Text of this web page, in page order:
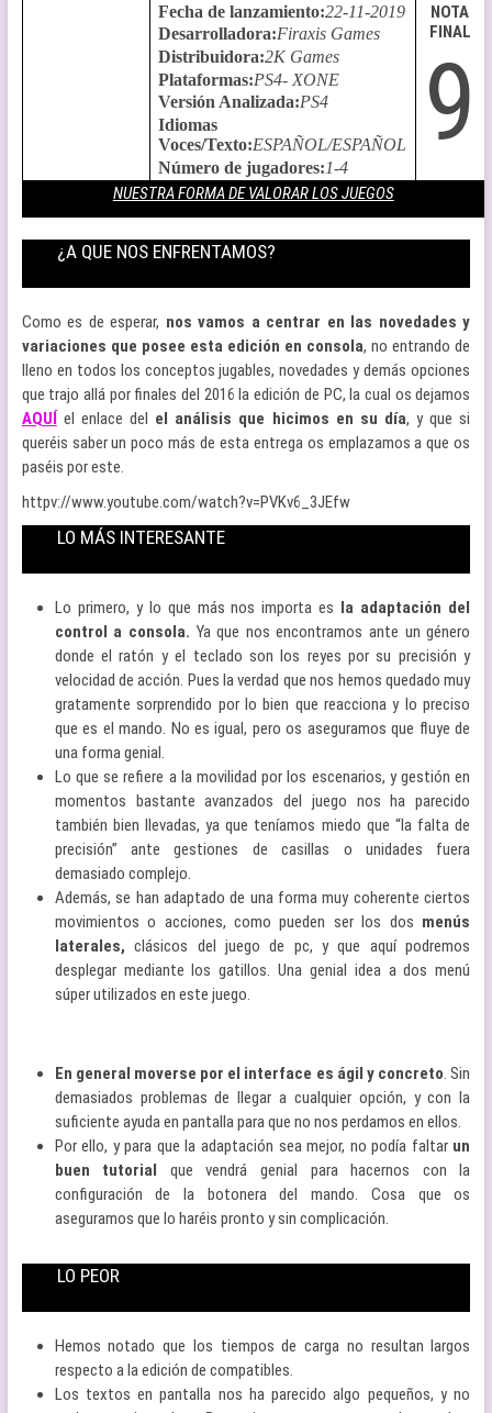
Fecha de lanzamiento:22-11-2019
Desarrolladora:Firaxis Games
Distribuidora:2K Games
Plataformas:PS4- XONE
Versión Analizada:PS4
Idiomas
Voces/Texto:ESPAÑOL/ESPAÑOL
Número de jugadores:1-4
NOTA
FINAL
9
NUESTRA FORMA DE VALORAR LOS JUEGOS
¿A QUE NOS ENFRENTAMOS?
Como es de esperar, nos vamos a centrar en las novedades y
variaciones que posee esta edición en consola, no entrando de
lleno en todos los conceptos jugables, novedades y demás opciones
que trajo allá por finales del 2016 la edición de PC, la cual os dejamos
AQUÍ el enlace del el análisis que hicimos en su día, y que si
queréis saber un poco más de esta entrega os emplazamos a que os
paséis por este.
httpv://www.youtube.com/watch?v=PVKv6_3JEfw
LO MÁS INTERESANTE
Lo primero, y lo que más nos importa es la adaptación del
control a consola. Ya que nos encontramos ante un género
donde el ratón y el teclado son los reyes por su precisión y
velocidad de acción. Pues la verdad que nos hemos quedado muy
gratamente sorprendido por lo bien que reacciona y lo preciso
que es el mando. No es igual, pero os aseguramos que fluye de
una forma genial.
Lo que se refiere a la movilidad por los escenarios, y gestión en
momentos bastante avanzados del juego nos ha parecido
también bien llevadas, ya que teníamos miedo que “la falta de
precisión” ante gestiones de casillas o unidades fuera
demasiado complejo.
Además, se han adaptado de una forma muy coherente ciertos
movimientos o acciones, como pueden ser los dos menús
laterales, clásicos del juego de pc, y que aquí podremos
desplegar mediante los gatillos. Una genial idea a dos menú
súper utilizados en este juego.
En general moverse por el interface es ágil y concreto. Sin
demasiados problemas de llegar a cualquier opción, y con la
suficiente ayuda en pantalla para que no nos perdamos en ellos.
Por ello, y para que la adaptación sea mejor, no podía faltar un
buen tutorial que vendrá genial para hacernos con la
configuración de la botonera del mando. Cosa que os
aseguramos que lo haréis pronto y sin complicación.
LO PEOR
Hemos notado que los tiempos de carga no resultan largos
respecto a la edición de compatibles.
Los textos en pantalla nos ha parecido algo pequeños, y no